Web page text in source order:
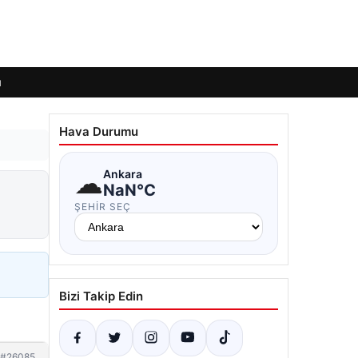
Hava Durumu
☁Ankara
NaN°C
ŞEHIR SEÇ
Bizi Takip Edin